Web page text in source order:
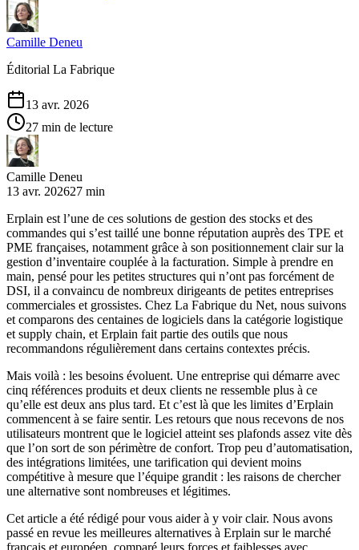
Camille Deneu
Éditorial La Fabrique
13 avr. 2026
27 min de lecture
Camille Deneu
13 avr. 202627 min
Erplain est l’une de ces solutions de gestion des stocks et des
commandes qui s’est taillé une bonne réputation auprès des TPE et
PME françaises, notamment grâce à son positionnement clair sur la
gestion d’inventaire couplée à la facturation. Simple à prendre en
main, pensé pour les petites structures qui n’ont pas forcément de
DSI, il a convaincu de nombreux dirigeants de petites entreprises
commerciales et grossistes. Chez La Fabrique du Net, nous suivons
et comparons des centaines de logiciels dans la catégorie logistique
et supply chain, et Erplain fait partie des outils que nous
recommandons régulièrement dans certains contextes précis.
Mais voilà : les besoins évoluent. Une entreprise qui démarre avec
cinq références produits et deux clients ne ressemble plus à ce
qu’elle est deux ans plus tard. Et c’est là que les limites d’Erplain
commencent à se faire sentir. Les retours que nous recevons de nos
utilisateurs montrent que le logiciel atteint ses plafonds assez vite dès
que l’on sort de son périmètre de confort. Trop peu d’automatisation,
des intégrations limitées, une tarification qui devient moins
compétitive à mesure que l’équipe grandit : les raisons de chercher
une alternative sont nombreuses et légitimes.
Cet article a été rédigé pour vous aider à y voir clair. Nous avons
passé en revue les meilleures alternatives à Erplain sur le marché
français et européen, comparé leurs forces et faiblesses avec